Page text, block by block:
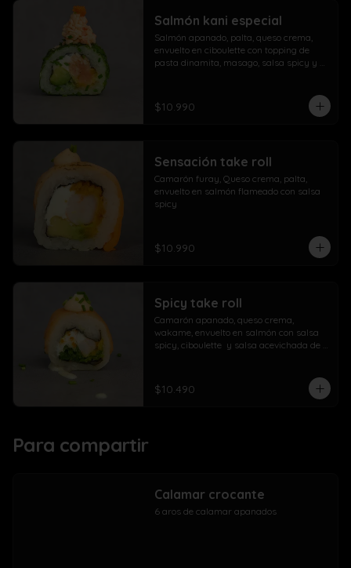
Salmón kani especial
Salmón apanado, palta, queso crema,
envuelto en ciboulette con topping de
pasta dinamita, masago, salsa spicy y
$10.990
Sensación take roll
Camarón furay, Queso crema, palta,
envuelto en salmón flameado con salsa
spicy
$10.990
Spicy take roll
Camarón apanado, queso crema,
wakame, envuelto en salmón con salsa
spicy, ciboulette  y salsa acevichada de
$10.490
Para compartir
Calamar crocante
6 aros de calamar apanados